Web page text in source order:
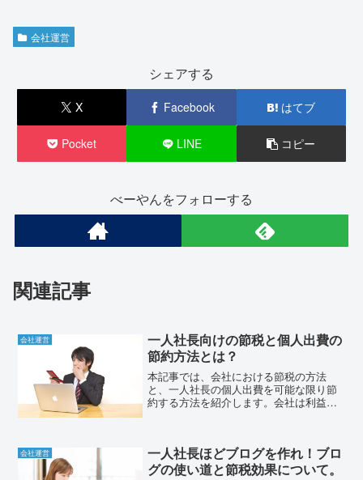
会社運営
シェアする
X Facebook はてブ
Pocket LINE コピー
べーやんをフォローする
関連記事
会社運営
一人社長向けの節税と個人出費の
節約方法とは？
本記事では、会社における節税の方法
と、一人社長の個人出費を可能な限り節
約する方法を紹介します。会社は利益が
んで、無駄な出費や経費にし...
会社運営
一人社長ほどブログを作れ！ブロ
グの使い道と節税効果について。